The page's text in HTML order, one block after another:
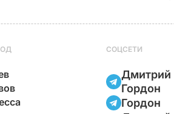
СОЦСЕТИ
Дмитрий
Гордон
Гордон